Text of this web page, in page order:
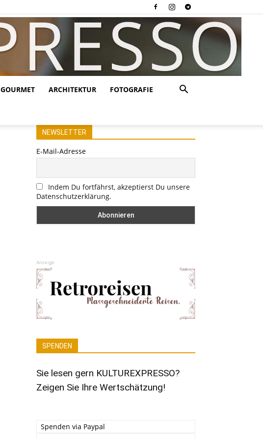
GOURMET ARCHITEKTUR FOTOGRAFIE
NEWSLETTER
E-Mail-Adresse
Indem Du fortfährst, akzeptierst Du unsere
Datenschutzerklärung.
Anzeige
SPENDEN
Sie lesen gern KULTUREXPRESSO?
Zeigen Sie Ihre Wertschätzung!
Spenden via Paypal